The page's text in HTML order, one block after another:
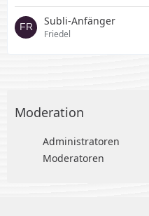
Subli-Anfänger
Friedel
Moderation
Administratoren
Moderatoren